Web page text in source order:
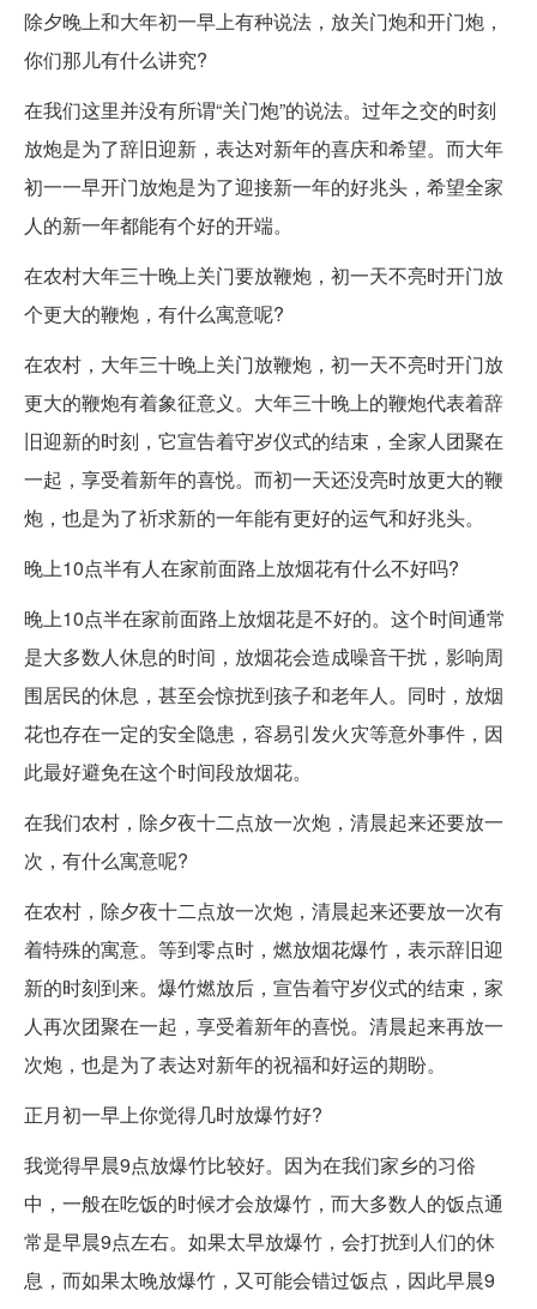
除夕晚上和大年初一早上有种说法，放关门炮和开门炮，
你们那儿有什么讲究?
在我们这里并没有所谓“关门炮”的说法。过年之交的时刻
放炮是为了辞旧迎新，表达对新年的喜庆和希望。而大年
初一一早开门放炮是为了迎接新一年的好兆头，希望全家
人的新一年都能有个好的开端。
在农村大年三十晚上关门要放鞭炮，初一天不亮时开门放
个更大的鞭炮，有什么寓意呢?
在农村，大年三十晚上关门放鞭炮，初一天不亮时开门放
更大的鞭炮有着象征意义。大年三十晚上的鞭炮代表着辞
旧迎新的时刻，它宣告着守岁仪式的结束，全家人团聚在
一起，享受着新年的喜悦。而初一天还没亮时放更大的鞭
炮，也是为了祈求新的一年能有更好的运气和好兆头。
晚上10点半有人在家前面路上放烟花有什么不好吗?
晚上10点半在家前面路上放烟花是不好的。这个时间通常
是大多数人休息的时间，放烟花会造成噪音干扰，影响周
围居民的休息，甚至会惊扰到孩子和老年人。同时，放烟
花也存在一定的安全隐患，容易引发火灾等意外事件，因
此最好避免在这个时间段放烟花。
在我们农村，除夕夜十二点放一次炮，清晨起来还要放一
次，有什么寓意呢?
在农村，除夕夜十二点放一次炮，清晨起来还要放一次有
着特殊的寓意。等到零点时，燃放烟花爆竹，表示辞旧迎
新的时刻到来。爆竹燃放后，宣告着守岁仪式的结束，家
人再次团聚在一起，享受着新年的喜悦。清晨起来再放一
次炮，也是为了表达对新年的祝福和好运的期盼。
正月初一早上你觉得几时放爆竹好?
我觉得早晨9点放爆竹比较好。因为在我们家乡的习俗
中，一般在吃饭的时候才会放爆竹，而大多数人的饭点通
常是早晨9点左右。如果太早放爆竹，会打扰到人们的休
息，而如果太晚放爆竹，又可能会错过饭点，因此早晨9